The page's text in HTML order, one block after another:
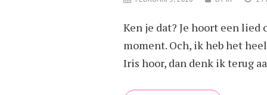
Ken je dat? Je hoort een
moment. Och, ik heb het
Iris hoor, dan denk ik terug